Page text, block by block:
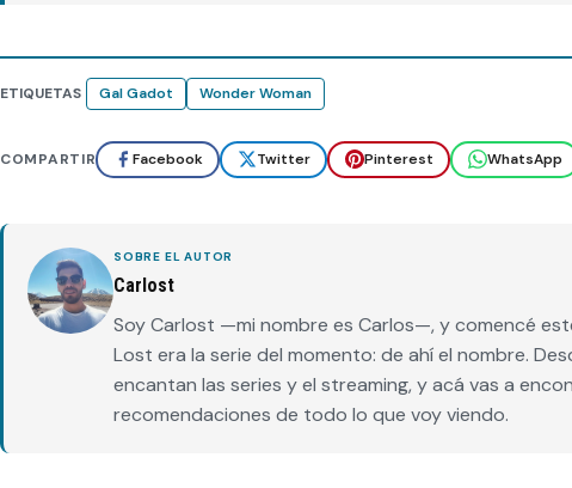
ETIQUETAS Gal Gadot Wonder Woman
COMPARTIR Facebook Twitter Pinterest WhatsApp
SOBRE EL AUTOR
Carlost
Soy Carlost —mi nombre es Carlos—, y comencé
Lost era la serie del momento: de ahí el nombre.
encantan las series y el streaming, y acá vas a
recomendaciones de todo lo que voy viendo.